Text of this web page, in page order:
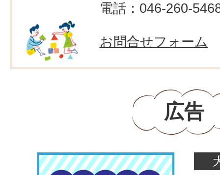
電話：046-260-
お問合せフォーム
広告